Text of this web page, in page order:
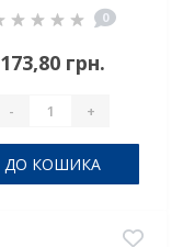
0
173,80 грн.
- +
ДО КОШИКА